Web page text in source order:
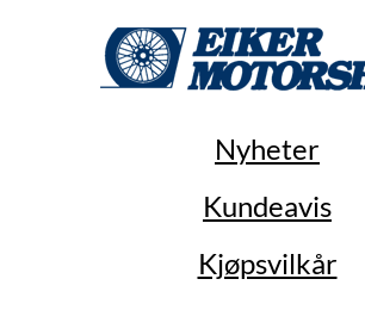
Nyheter
Kundeavis
Kjøpsvilkår